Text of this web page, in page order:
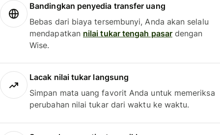
Bandingkan penyedia transfer uang
Bebas dari biaya tersembunyi, Anda akan selalu
mendapatkan nilai tukar tengah pasardengan
Wise.
Lacak nilai tukar langsung
Simpan mata uang favorit Anda untuk memeriksa
perubahan nilai tukar dari waktu ke waktu.